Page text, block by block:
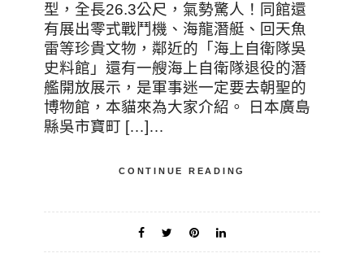
型，全長26.3公尺，氣勢驚人！同館還
有展出零式戰鬥機、海龍潛艇、回天魚
雷等珍貴文物，鄰近的「海上自衛隊吳
史料館」還有一艘海上自衛隊退役的潛
艦開放展示，是軍事迷一定要去朝聖的
博物館，本貓來為大家介紹。 日本廣島
縣吳市寶町 […]…
CONTINUE READING